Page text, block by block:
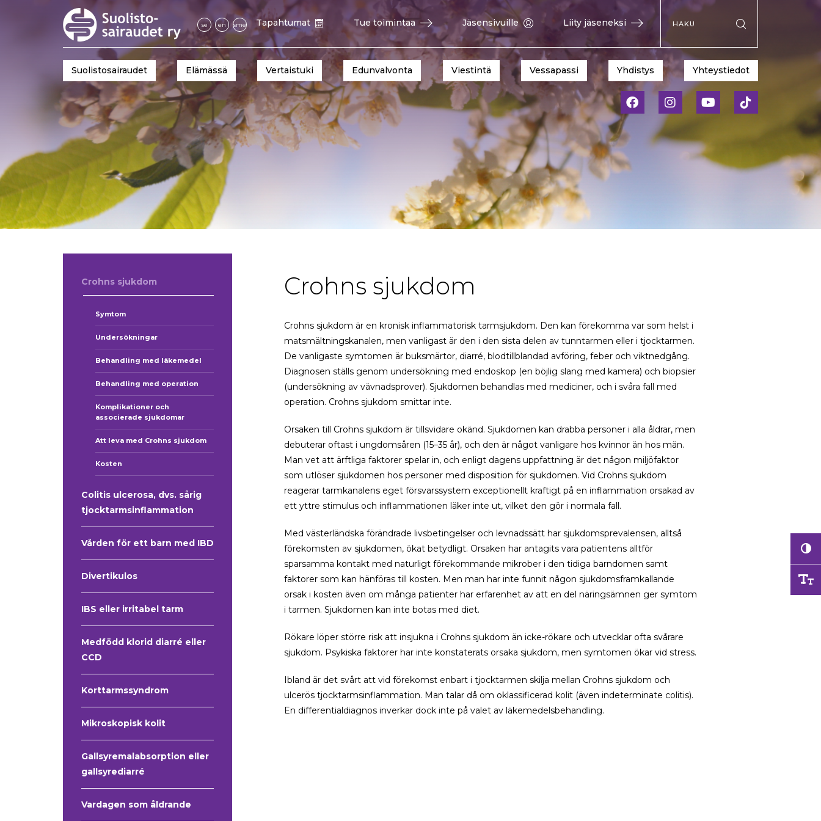
se en sme Tapahtumat Tue toimintaa Jäsensivuille Liity jäseneksi
Hae sivustolta
Suolistosairaudet Elämässä Vertaistuki Edunvalvonta Viestintä Vessapassi Yhdistys Yhteystiedot
Crohns sjukdom
Symtom
Undersökningar
Behandling med läkemedel
Behandling med operation
Komplikationer och
associerade sjukdomar
Att leva med Crohns sjukdom
Kosten
Colitis ulcerosa, dvs. sårig
tjocktarmsinflammation
Vården för ett barn med IBD
Divertikulos
IBS eller irritabel tarm
Medfödd klorid diarré eller
CCD
Korttarmssyndrom
Mikroskopisk kolit
Gallsyremalabsorption eller
gallsyrediarré
Vardagen som åldrande
Crohns sjukdom
Crohns sjukdom är en kronisk inflammatorisk tarmsjukdom. Den kan förekomma var som helst i
matsmältningskanalen, men vanligast är den i den sista delen av tunntarmen eller i tjocktarmen.
De vanligaste symtomen är buksmärtor, diarré, blodtillblandad avföring, feber och viktnedgång.
Diagnosen ställs genom undersökning med endoskop (en böjlig slang med kamera) och biopsier
(undersökning av vävnadsprover). Sjukdomen behandlas med mediciner, och i svåra fall med
operation. Crohns sjukdom smittar inte.
Orsaken till Crohns sjukdom är tillsvidare okänd. Sjukdomen kan drabba personer i alla åldrar, men
debuterar oftast i ungdomsåren (15–35 år), och den är något vanligare hos kvinnor än hos män.
Man vet att ärftliga faktorer spelar in, och enligt dagens uppfattning är det någon miljöfaktor
som utlöser sjukdomen hos personer med disposition för sjukdomen. Vid Crohns sjukdom
reagerar tarmkanalens eget försvarssystem exceptionellt kraftigt på en inflammation orsakad av
ett yttre stimulus och inflammationen läker inte ut, vilket den gör i normala fall.
Med västerländska förändrade livsbetingelser och levnadssätt har sjukdomsprevalensen, alltså
förekomsten av sjukdomen, ökat betydligt. Orsaken har antagits vara patientens alltför
sparsamma kontakt med naturligt förekommande mikrober i den tidiga barndomen samt
faktorer som kan hänföras till kosten. Men man har inte funnit någon sjukdomsframkallande
orsak i kosten även om många patienter har erfarenhet av att en del näringsämnen ger symtom
i tarmen. Sjukdomen kan inte botas med diet.
Rökare löper större risk att insjukna i Crohns sjukdom än icke-rökare och utvecklar ofta svårare
sjukdom. Psykiska faktorer har inte konstaterats orsaka sjukdom, men symtomen ökar vid stress.
Ibland är det svårt att vid förekomst enbart i tjocktarmen skilja mellan Crohns sjukdom och
ulcerös tjocktarmsinflammation. Man talar då om oklassificerad kolit (även indeterminate colitis).
En differentialdiagnos inverkar dock inte på valet av läkemedelsbehandling.